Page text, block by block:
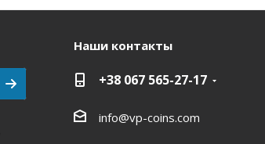
Наши контакты
+38 067 565-27-17
info@vp-coins.com